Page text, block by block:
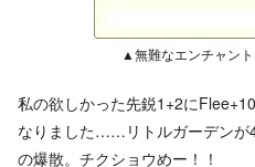
▲無難なエンチャン
私の欲しかった先鋭1+2に
なりました……リトルガーデンが
の爆散。チクショウめー！！